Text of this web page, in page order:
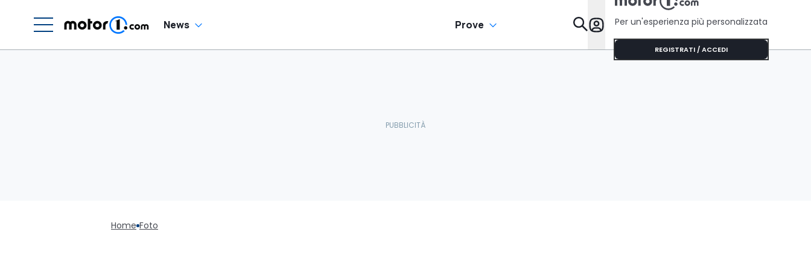
News Prove Da Sapere
Per un'esperienza più personalizzata
REGISTRATI / ACCEDI
Home Foto